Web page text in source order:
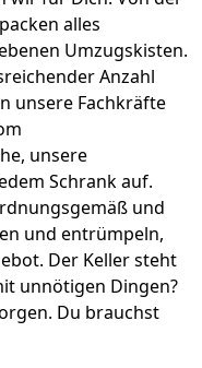
alles
Umzugskisten.
Anzahl
unsere Fachkräfte
unsere
Schrank auf.
und
und entrümpeln,
Der Keller steht
unnötigen Dingen?
Du brauchst